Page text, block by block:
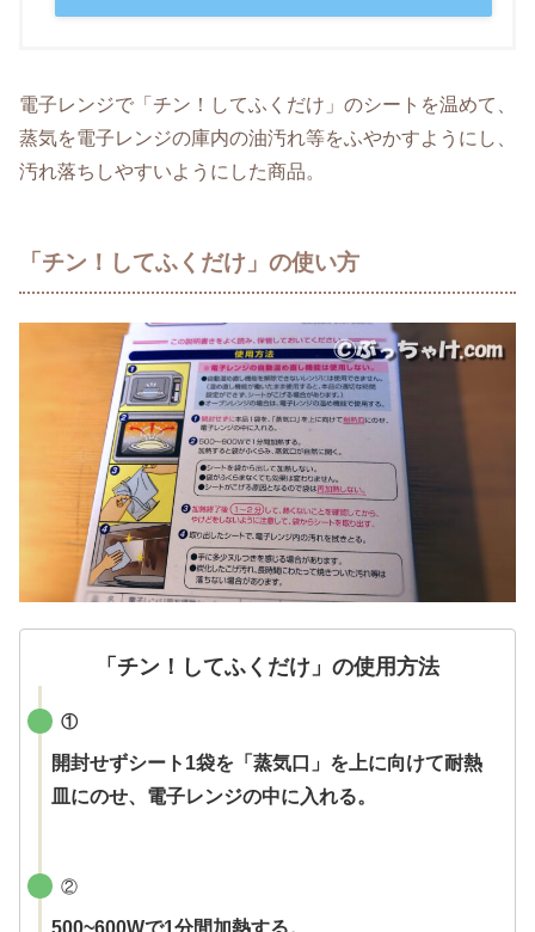
電子レンジで「チン！してふくだけ」のシートを温めて、
蒸気を電子レンジの庫内の油汚れ等をふやかすようにし、
汚れ落ちしやすいようにした商品。
「チン！してふくだけ」の使い方
「チン！してふくだけ」の使用方法
①
開封せずシート1袋を「蒸気口」を上に向けて耐熱
皿にのせ、電子レンジの中に入れる。
②
500~600Wで1分間加熱する。